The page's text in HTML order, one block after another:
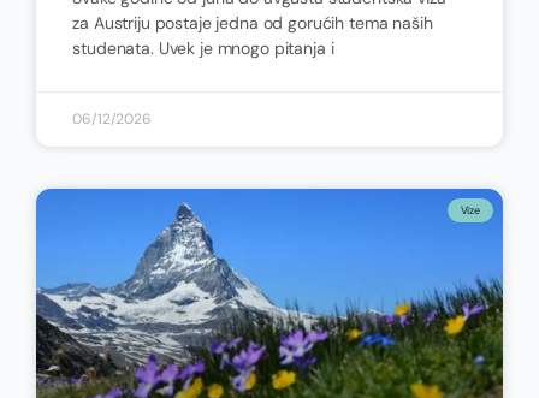
za Austriju postaje jedna od gorućih tema naših
studenata. Uvek je mnogo pitanja i
06/12/2026
Vize